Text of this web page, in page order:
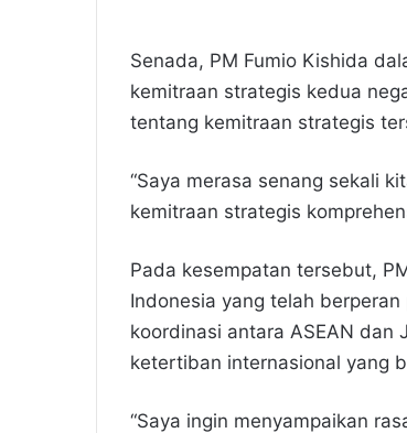
Senada, PM Fumio Kishida
kemitraan strategis kedua
tentang kemitraan strategis
“Saya merasa senang sekali
kemitraan strategis
Pada kesempatan tersebut,
Indonesia yang telah
koordinasi antara ASEAN
ketertiban internasional yang
“Saya ingin menyampaikan